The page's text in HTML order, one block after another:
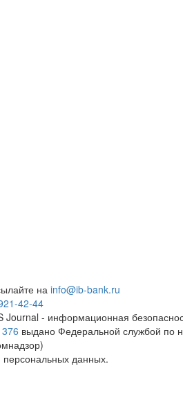
на info@ib-bank.ru
42-44
- информационная
выдано Федеральной службой по
персональных данных.